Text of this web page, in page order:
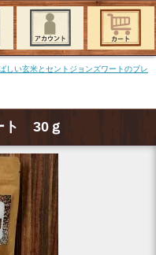
しい玄米とセントジョンズワートのブレ
ト 30ｇ